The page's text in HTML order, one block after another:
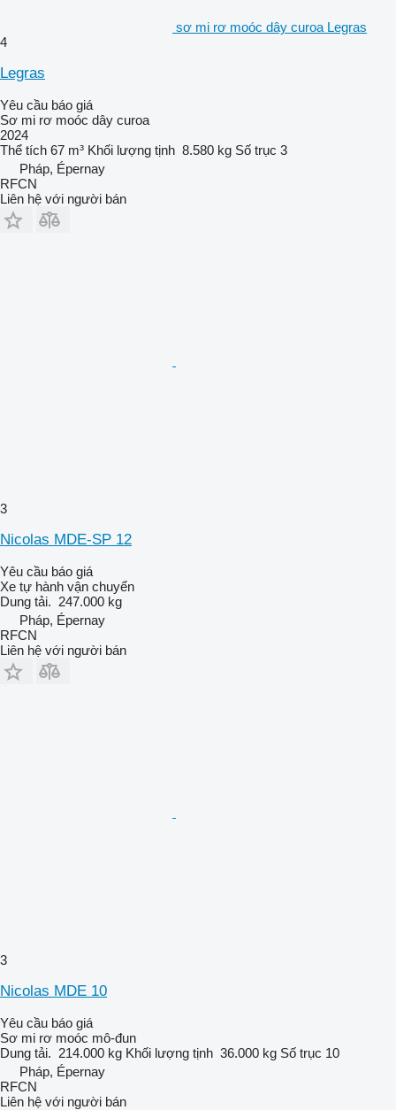
sơ mi rơ moóc dây curoa Legras
4
Legras
Yêu cầu báo giá
Sơ mi rơ moóc dây curoa
2024
Thể tích 67 m³ Khối lượng tịnh 8.580 kg Số trục 3
Pháp, Épernay
RFCN
Liên hệ với người bán
3
Nicolas MDE-SP 12
Yêu cầu báo giá
Xe tự hành vận chuyển
Dung tải. 247.000 kg
Pháp, Épernay
RFCN
Liên hệ với người bán
3
Nicolas MDE 10
Yêu cầu báo giá
Sơ mi rơ moóc mô-đun
Dung tải. 214.000 kg Khối lượng tịnh 36.000 kg Số trục 10
Pháp, Épernay
RFCN
Liên hệ với người bán